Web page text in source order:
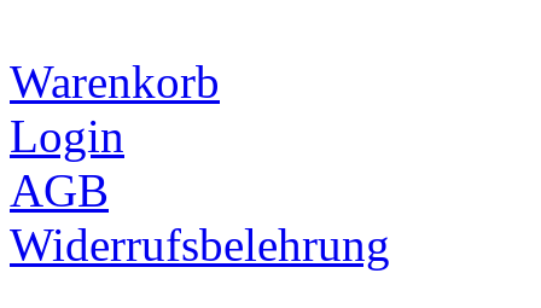
Warenkorb
Login
AGB
Widerrufsbelehrung